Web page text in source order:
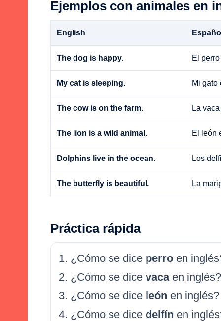
Ejemplos con animales en
English
The dog is happy. El
My cat is sleeping. Mi gato
The cow is on the farm. La
The lion is a wild animal. El león
Dolphins live in the ocean. Los
The butterfly is beautiful. La
Práctica rápida
¿Cómo se dice perro en
¿Cómo se dice vacaen inglés?
¿Cómo se dice león en inglés?
¿Cómo se dice delfín en